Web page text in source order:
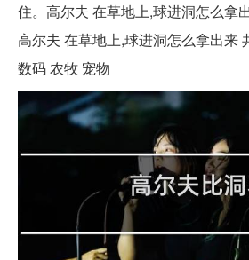
住。高尔夫 在草地上,球进洞怎么拿
高尔夫 在草地上,球进洞怎么拿出来
数码 农牧 宠物